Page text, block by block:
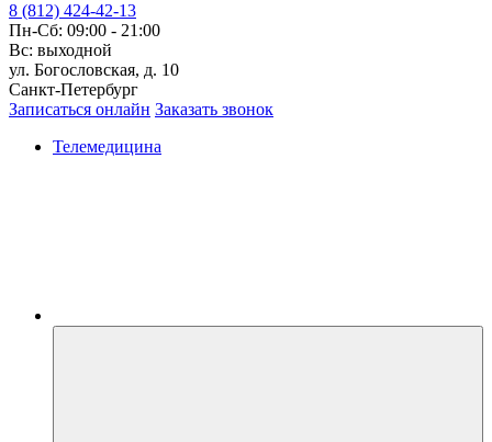
8 (812) 424-42-13
Пн-Сб: 09:00 - 21:00
Вс: выходной
ул. Богословская, д. 10
Санкт-Петербург
Записаться онлайн Заказать звонок
Телемедицина